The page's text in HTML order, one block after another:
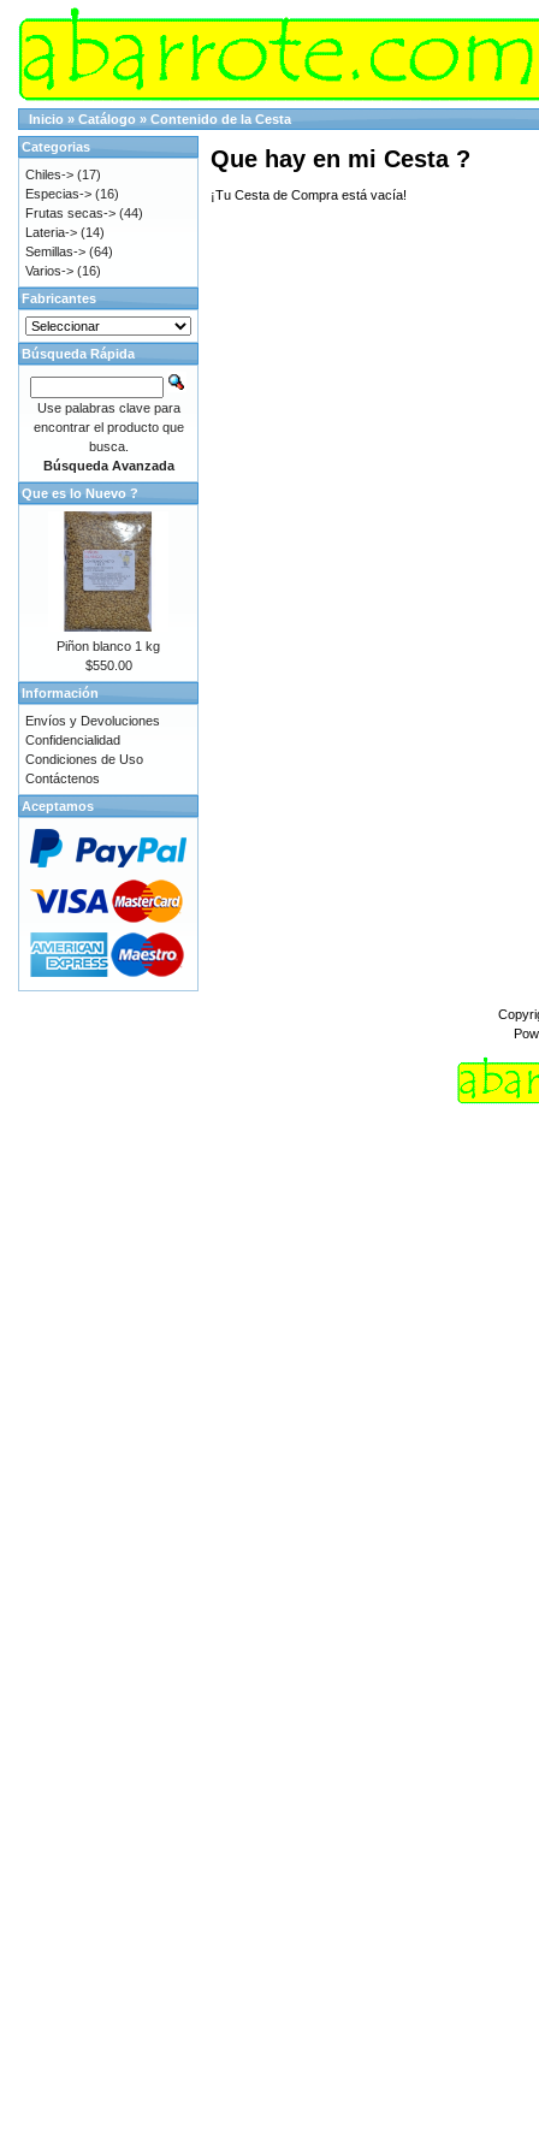
Inicio » Catálogo » Contenido de la Cesta
Que hay en mi Cesta ?
¡Tu Cesta de Compra está vacía!
Categorias
Chiles-> (17)
Especias-> (16)
Frutas secas-> (44)
Lateria-> (14)
Semillas-> (64)
Varios-> (16)
Fabricantes
Búsqueda Rápida
Use palabras clave para
encontrar el producto que
busca.
Búsqueda Avanzada
Que es lo Nuevo ?
Piñon blanco 1 kg
$550.00
Información
Envíos y Devoluciones
Confidencialidad
Condiciones de Uso
Contáctenos
Aceptamos